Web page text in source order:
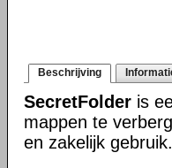
Beschrijving
SecretFolder is
mappen te
en zakelijk gebruik.